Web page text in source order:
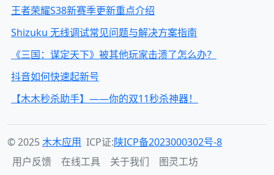
王者荣耀S38新赛季更新重点介绍
Shizuku 无线调试常见问题与解决方案指南
《三国：谋定天下》被其他玩家击溃了怎么办？
抖音如何快速起新号
【木木秒杀助手】——你的双11秒杀神器！
© 2025木木应用 ICP证:陕ICP备2023000302号-8
用户反馈
在线工具 关于我们 图灵工坊